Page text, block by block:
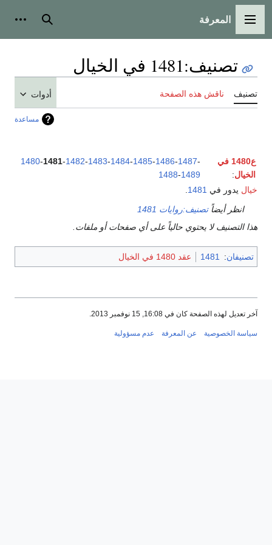
القائمة الرئيسية
المعرفة بحث
تصنيف:1481 في الخيال
تصنيف ناقش هذه الصفحة أدوات
مساعدة
ع1480 في
الخيال:
1480-1481-1482-1483-1484-1485-1486-1487-
1488-1489
خيال يدور في 1481
انظر أيضاًتصنيف:روايات 1481
هذا التصنيف لا يحتوي حالياً على أي صفحات أو ملفات.
تصنيفان:
1481 عقد 1480 في الخيال
آخر تعديل لهذه الصفحة كان في 16:08, 15 نوفمبر 2013.
سياسة الخصوصية عن المعرفة عدم مسؤولية